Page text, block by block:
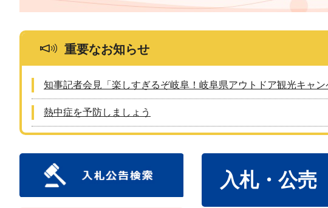
重要なお知らせ
知事記者会見「楽しすぎるぞ岐阜！岐阜県アウトドア観光キャ
熱中症を予防しましょう
入札・公売